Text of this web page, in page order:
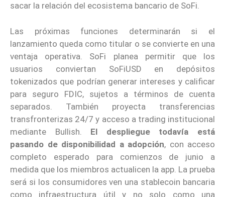
sacar la relación del ecosistema bancario de SoFi.
Las próximas funciones determinarán si el
lanzamiento queda como titular o se convierte en una
ventaja operativa. SoFi planea permitir que los
usuarios conviertan SoFiUSD en depósitos
tokenizados que podrían generar intereses y calificar
para seguro FDIC, sujetos a términos de cuenta
separados. También proyecta transferencias
transfronterizas 24/7 y acceso a trading institucional
mediante Bullish. El despliegue todavía está
pasando de disponibilidad a adopción, con acceso
completo esperado para comienzos de junio a
medida que los miembros actualicen la app. La prueba
será si los consumidores ven una stablecoin bancaria
como infraestructura útil y no solo como una